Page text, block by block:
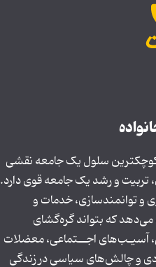
کوچکترین سلول یک جامعه نقشی
تربیت و رشد یک جامعه قوی دارد.
و توانمندسازی، خدمات و
می‌دهد که بتواند گره‌گشای
اجــتماعی، معضلات
و چالش‌های سیاسی در زندگی